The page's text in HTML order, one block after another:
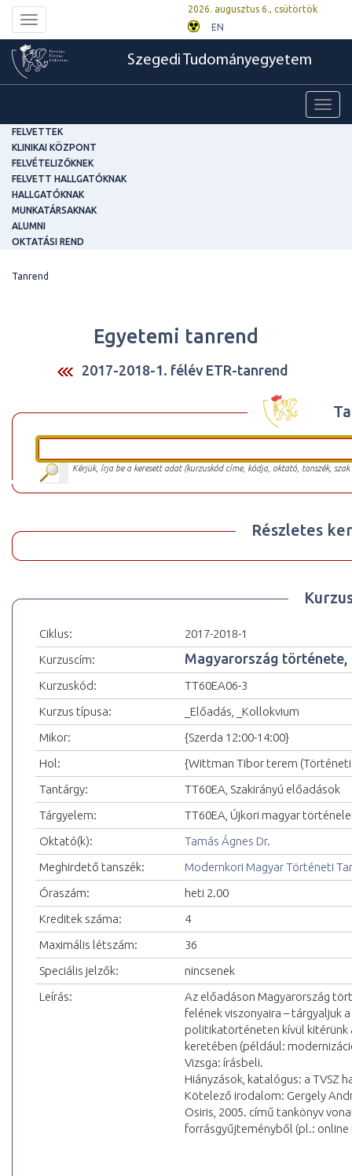
Toggle
navigation
2026. augusztus 6., csütörtök
EN
Szegedi Tudományegyetem
FELVETTEK
KLINIKAI KÖZPONT
FELVÉTELIZŐKNEK
FELVETT HALLGATÓKNAK
HALLGATÓKNAK
MUNKATÁRSAKNAK
ALUMNI
OKTATÁSI REND
Tanrend
Egyetemi tanrend
2017-2018-1. félév ETR-tanrend
Kérjük, írja be a keresett adat (kurzuskód címe, kódja, oktató, tanszék,
Részletes
Ciklus:
2017-2018-1
Kurzuscím:
Magyarország története,
Kurzuskód:
TT60EA06-3
Kurzus típusa:
_Előadás, _Kollokvium
Mikor:
{Szerda 12:00-14:00}
Hol:
{Wittman Tibor terem
Tantárgy:
TT60EA, Szakirányú előadások
Tárgyelem:
TT60EA, Újkori magyar
Oktató(k):
Tamás Ágnes Dr.
Meghirdető tanszék:
Modernkori Magyar Történeti
Óraszám:
heti 2.00
Kreditek száma:
4
Maximális létszám:
36
Speciális jelzők:
nincsenek
Leírás:
Az előadáson Magyarország
felének viszonyaira – tárgyaljuk
politikatörténeten kívül kitérünk
keretében (például:
Vizsga: írásbeli.
Hiányzások, katalógus: a TVSZ
Kötelező irodalom: Gergely
Osiris, 2005. című tankönyv
forrásgyűjteményből (pl.: